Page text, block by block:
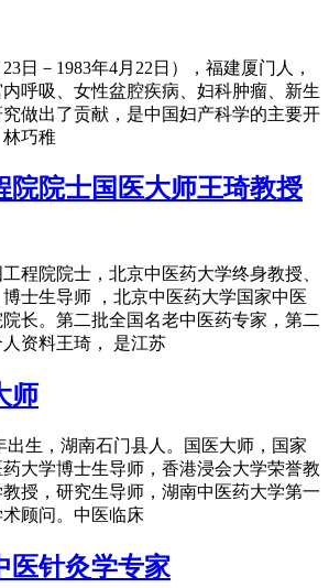
日－1983年4月22日），福建厦门人，
呼吸、女性盆腔疾病、妇科肿瘤、新生
做出了贡献，是中国妇产科学的主要开
巧稚
院院士国医大师王琦教授
程院院士，北京中医药大学终身教授、
士生导师 ，北京中医药大学国家中医
长。第二批全国名老中医药专家，第二
资料王琦， 是江苏
师
出生，湖南石门县人。国医大师，国家
大学博士生导师，香港浸会大学荣誉教
授，研究生导师，湖南中医药大学第一
顾问。中医临床
医针灸学专家